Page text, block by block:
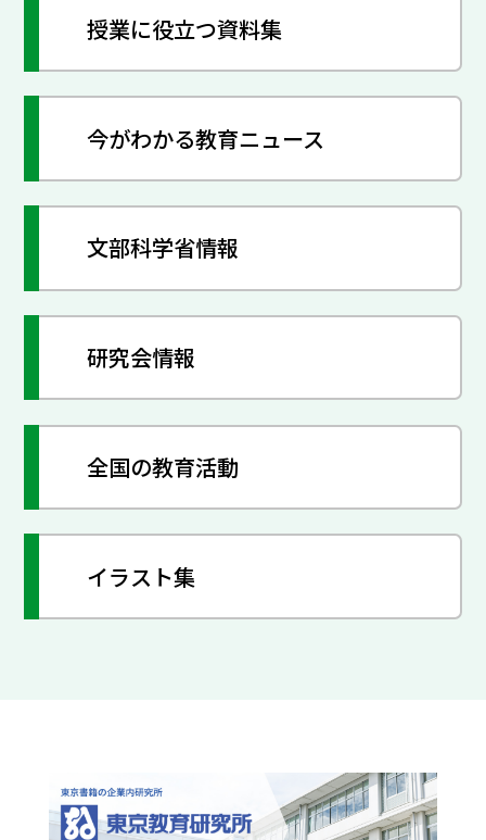
授業に役立つ資料集
今がわかる教育ニュース
文部科学省情報
研究会情報
全国の教育活動
イラスト集